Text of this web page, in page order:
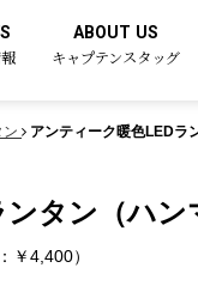
ABOUT US
キャプテンスタッグ
ン アンティーク暖色LEDラ
タン（ハン
￥4,400）